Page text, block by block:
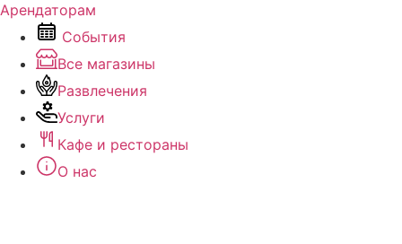
Арендаторам
События
Все магазины
Развлечения
Услуги
Кафе и рестораны
О нас